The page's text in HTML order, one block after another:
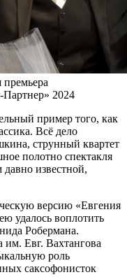
Партнер» 2024
пример того, как
Всё дело
струнный квартет
полотно спектакля
давно известной,
версию «Евгения
удалось воплотить
Робермана.
им. Евг. Вахтангова
роль
саксофонисток